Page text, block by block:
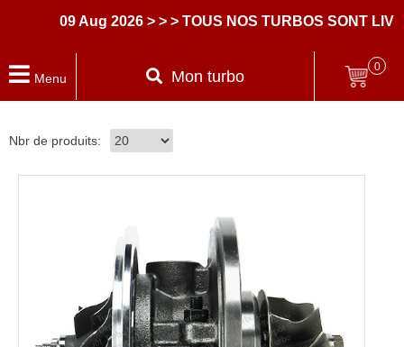
09 Aug 2026 > > > TOUS NOS TURBOS SONT
Menu Mon turbo
0
Nbr de produits: